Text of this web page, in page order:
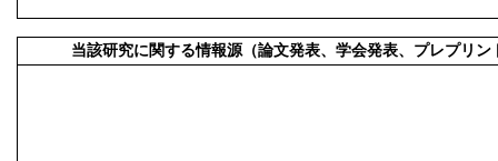
当該研究に関する情報源（論文発表、学会発表、プレプリン